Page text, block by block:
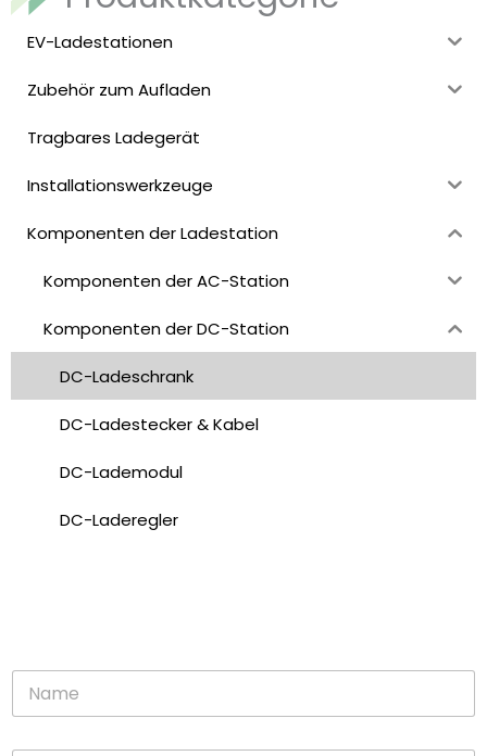
EV-Ladestationen
Zubehör zum Aufladen
Tragbares Ladegerät
Installationswerkzeuge
Komponenten der Ladestation
Komponenten der AC-Station
Komponenten der DC-Station
DC-Ladeschrank
DC-Ladestecker & Kabel
DC-Lademodul
DC-Laderegler
m